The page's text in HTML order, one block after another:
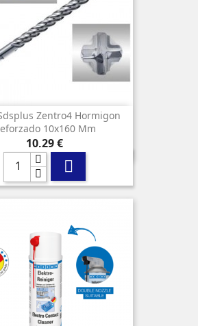
Zentro4 Hormigon
10x160 Mm
Precio
10,29 €
